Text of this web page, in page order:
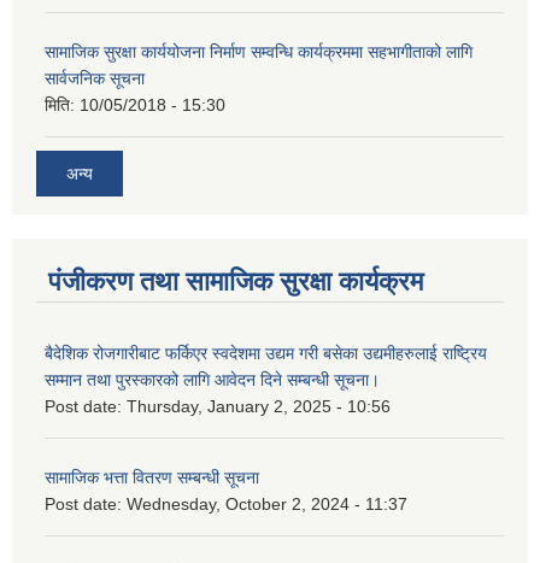
सामाजिक सुरक्षा कार्ययोजना निर्माण सम्वन्धि कार्यक्रममा सहभागीताको लागि
सार्वजनिक सूचना
मिति: 10/05/2018 - 15:30
अन्य
पंजीकरण तथा सामाजिक सुरक्षा कार्यक्रम
बैदेशिक रोजगारीबाट फर्किएर स्वदेशमा उद्यम गरी बसेका उद्यमीहरुलाई राष्‍ट्रिय
सम्मान तथा पुरस्कारको लागि आवेदन दिने सम्बन्धी सूचना।
Post date: Thursday, January 2, 2025 - 10:56
सामाजिक भत्ता वितरण सम्बन्धी सूचना
Post date: Wednesday, October 2, 2024 - 11:37